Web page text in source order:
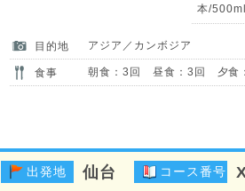
本/
目的地 アジア／カンボジア
食事 朝食：3回 昼食：3回 夕食
出発地 仙台 コース番号